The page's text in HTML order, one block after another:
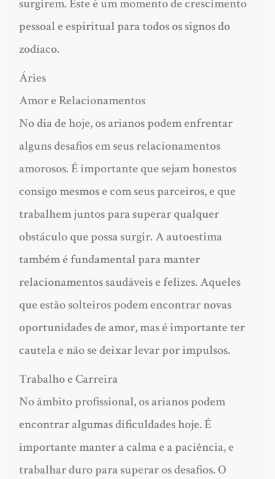
surgirem. Este é um momento de crescimento
pessoal e espiritual para todos os signos do
zodíaco.
Áries
Amor e Relacionamentos
No dia de hoje, os arianos podem enfrentar
alguns desafios em seus relacionamentos
amorosos. É importante que sejam honestos
consigo mesmos e com seus parceiros, e que
trabalhem juntos para superar qualquer
obstáculo que possa surgir. A autoestima
também é fundamental para manter
relacionamentos saudáveis e felizes. Aqueles
que estão solteiros podem encontrar novas
oportunidades de amor, mas é importante ter
cautela e não se deixar levar por impulsos.
Trabalho e Carreira
No âmbito profissional, os arianos podem
encontrar algumas dificuldades hoje. É
importante manter a calma e a paciência, e
trabalhar duro para superar os desafios. O